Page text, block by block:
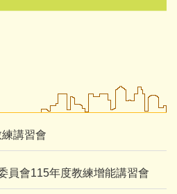
講習會
員會115年度教練增能講習會